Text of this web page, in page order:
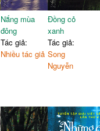
Nắng mùa
đông
Tác giả:
Nhiều tác giả
Đồng cỏ
xanh
Tác giả:
Song
Nguyễn